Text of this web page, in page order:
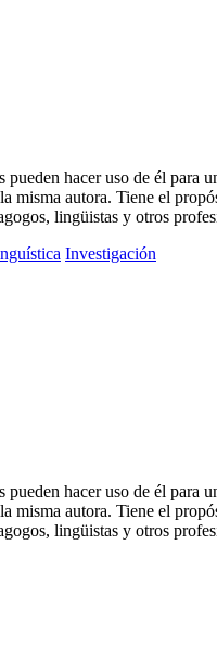
hacer uso de él
autora. Tiene el
lingüistas y otros
Investigación
hacer uso de él
autora. Tiene el
lingüistas y otros